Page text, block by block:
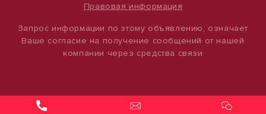
1/4
Правовая информация
Запрос информации по этому объявлению, означает
Ваше согласие на получение сообщений от нашей
компании через средства связи